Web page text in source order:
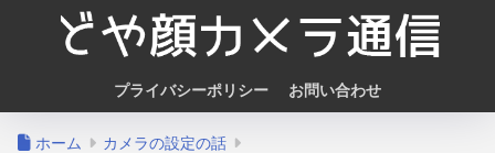
プライバシーポリシー お問い合わせ
ホーム カメラの設定の話